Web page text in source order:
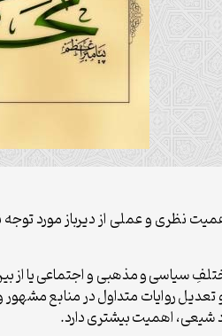
نظرى و عملى از ديرباز مورد
سياسى و مذهبى و اجتماعى يا از
روايات متداول در منابع مشهور
شيعى، اهميت بيشترى دارد.